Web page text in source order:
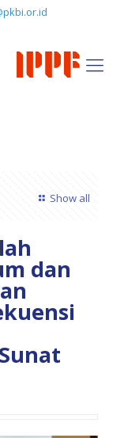
Show all
dan